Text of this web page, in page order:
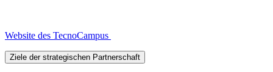
Website des TecnoCampus
Ziele der strategischen Partnerschaft